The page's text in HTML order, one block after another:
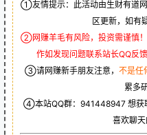
①友情提示：此活动由生财有道
区更新，如有
②网赚羊毛有风险，投资需谨慎
作如发现问题联系站长QQ反
③请网赚新手朋友注意， 不是任
累多
④本站QQ群： 941448947 想获
喜欢聊天